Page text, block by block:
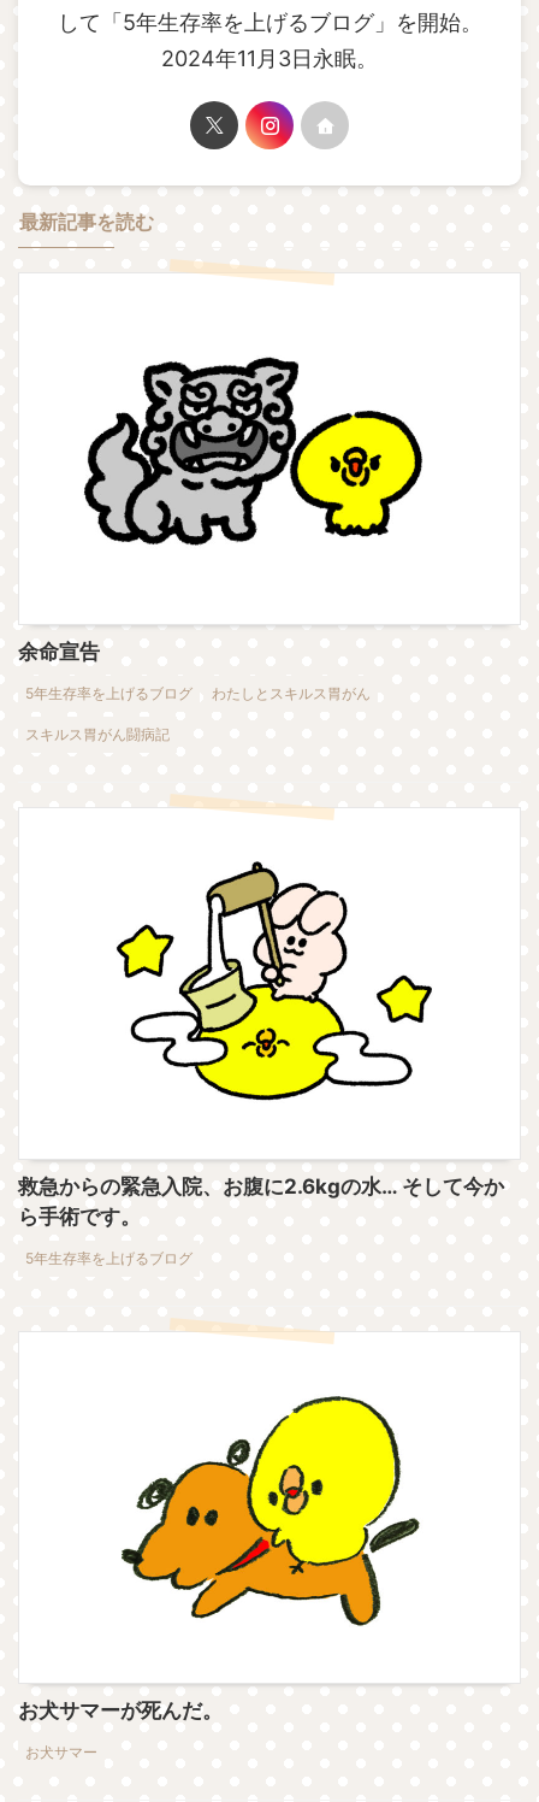
して「5年生存率を上げるブログ」を開始。
2024年11月3日永眠。
最新記事を読む
余命宣告
5年生存率を上げるブログ わたしとスキルス胃がん
スキルス胃がん闘病記
救急からの緊急入院、お腹に2.6kgの水… そして今か
ら手術です。
5年生存率を上げるブログ
お犬サマーが死んだ。
お犬サマー